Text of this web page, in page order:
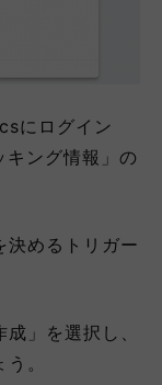
にログイン
ング情報」の
決めるトリガー
」を選択し、
。